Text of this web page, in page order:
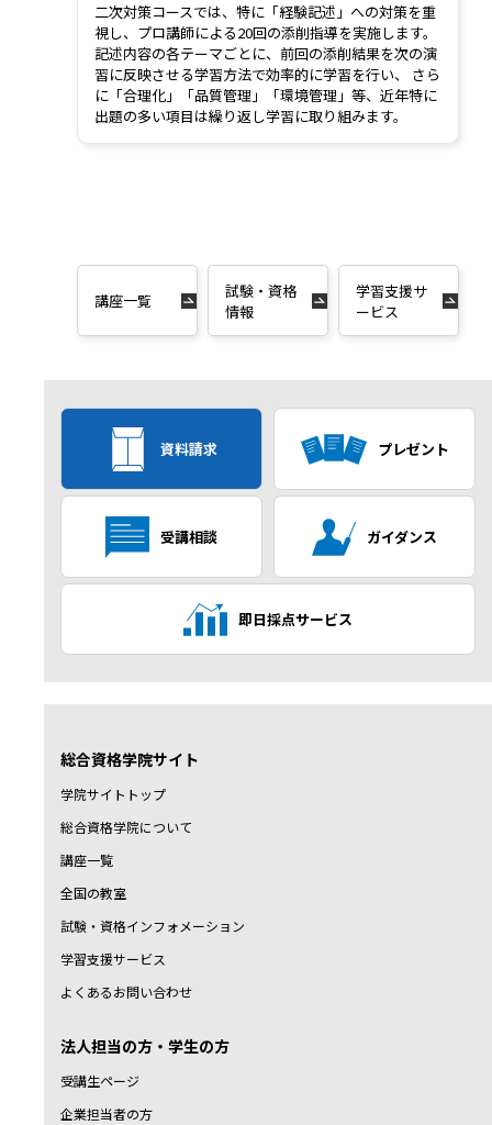
二次対策コースでは、特に「経験記述」への対策を重
視し、プロ講師による20回の添削指導を実施します。
記述内容の各テーマごとに、前回の添削結果を次の演
習に反映させる学習方法で効率的に学習を行い、 さら
に「合理化」「品質管理」「環境管理」等、近年特に
出題の多い項目は繰り返し学習に取り組みます。
講座一覧
試験・資格
情報
学習支援サ
ービス
資料請求 プレゼント
受講相談 ガイダンス
即日採点サービス
総合資格学院サイト
学院サイトトップ
総合資格学院について
講座一覧
全国の教室
試験・資格インフォメーション
学習支援サービス
よくあるお問い合わせ
法人担当の方・学生の方
受講生ページ
企業担当者の方